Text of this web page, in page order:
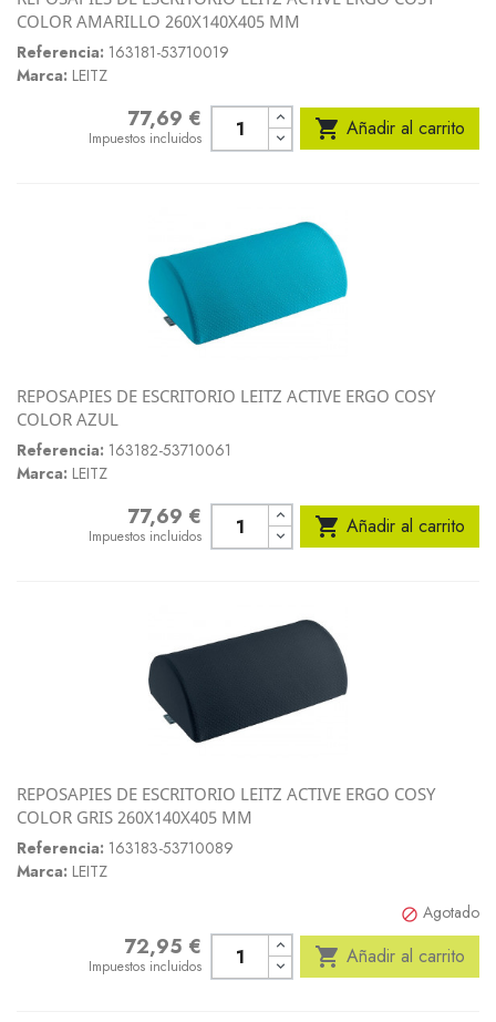
COLOR AMARILLO 260X140X405 MM
Referencia: 163181-53710019
Marca: LEITZ
Precio77,69 €
Impuestos incluidos  Añadir al carrito
REPOSAPIES DE ESCRITORIO LEITZ ACTIVE ERGO COSY
COLOR AZUL
Referencia: 163182-53710061
Marca: LEITZ
Precio77,69 €
Impuestos incluidos  Añadir al carrito
REPOSAPIES DE ESCRITORIO LEITZ ACTIVE ERGO COSY
COLOR GRIS 260X140X405 MM
Referencia: 163183-53710089
Marca: LEITZ
 Agotado
Precio72,95 €
Impuestos incluidos  Añadir al carrito